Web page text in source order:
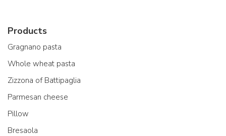
Products
Gragnano pasta
Whole wheat pasta
Zizzona of Battipaglia
Parmesan cheese
Pillow
Bresaola